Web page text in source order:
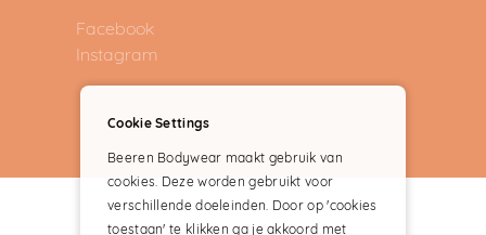
Facebook
Instagram
Cookie Settings
Beeren Bodywear maakt gebruik van
cookies. Deze worden gebruikt voor
verschillende doeleinden. Door op 'cookies
toestaan' te klikken ga je akkoord met